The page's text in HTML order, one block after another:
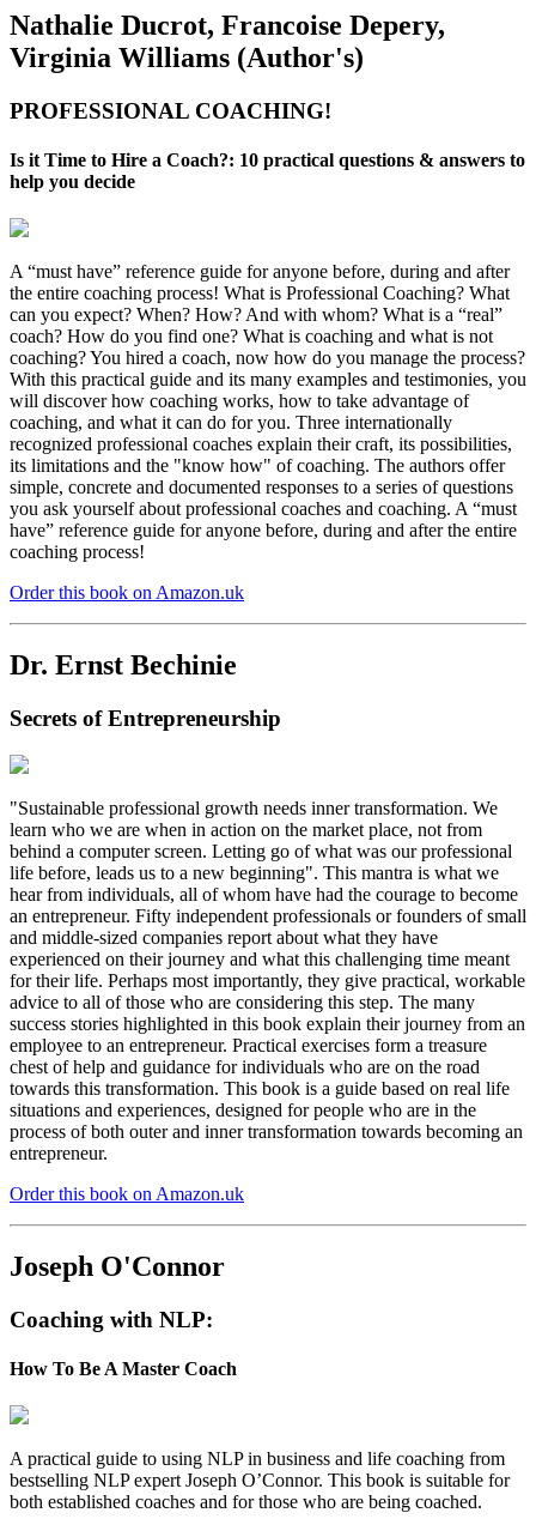
Nathalie Ducrot, Francoise Depery,‎
Virginia Williams (Author's)
PROFESSIONAL COACHING!
Is it Time to Hire a Coach?: 10 practical questions & answers to
help you decide
A “must have” reference guide for anyone before, during and after
the entire coaching process! What is Professional Coaching? What
can you expect? When? How? And with whom? What is a “real”
coach? How do you find one? What is coaching and what is not
coaching? You hired a coach, now how do you manage the process?
With this practical guide and its many examples and testimonies, you
will discover how coaching works, how to take advantage of
coaching, and what it can do for you. Three internationally
recognized professional coaches explain their craft, its possibilities,
its limitations and the "know how" of coaching. The authors offer
simple, concrete and documented responses to a series of questions
you ask yourself about professional coaches and coaching. A “must
have” reference guide for anyone before, during and after the entire
coaching process!
Order this book on Amazon.uk
Dr. Ernst Bechinie
Secrets of Entrepreneurship
"Sustainable professional growth needs inner transformation. We
learn who we are when in action on the market place, not from
behind a computer screen. Letting go of what was our professional
life before, leads us to a new beginning". This mantra is what we
hear from individuals, all of whom have had the courage to become
an entrepreneur. Fifty independent professionals or founders of small
and middle-sized companies report about what they have
experienced on their journey and what this challenging time meant
for their life. Perhaps most importantly, they give practical, workable
advice to all of those who are considering this step. The many
success stories highlighted in this book explain their journey from an
employee to an entrepreneur. Practical exercises form a treasure
chest of help and guidance for individuals who are on the road
towards this transformation. This book is a guide based on real life
situations and experiences, designed for people who are in the
process of both outer and inner transformation towards becoming an
entrepreneur.
Order this book on Amazon.uk
Joseph O'Connor
Coaching with NLP:
How To Be A Master Coach
A practical guide to using NLP in business and life coaching from
bestselling NLP expert Joseph O’Connor. This book is suitable for
both established coaches and for those who are being coached.